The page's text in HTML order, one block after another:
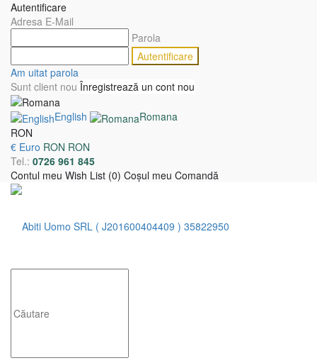
Autentificare
Adresa E-Mail
Parola
Am uitat parola
Sunt client nou Înregistrează un cont nou
English
Romana
RON
€ Euro RON RON
Tel.: 0726 961 845
Contul meu Wish List (0) Coşul meu Comandă